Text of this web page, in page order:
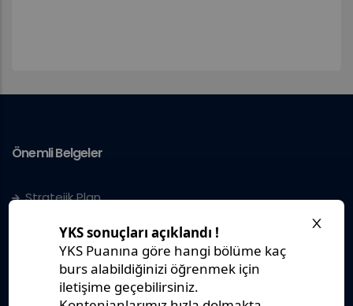
Önemli Belgeler
Stratejik Plan
IUS Statüs
Yönetmelikler
Kanunlar